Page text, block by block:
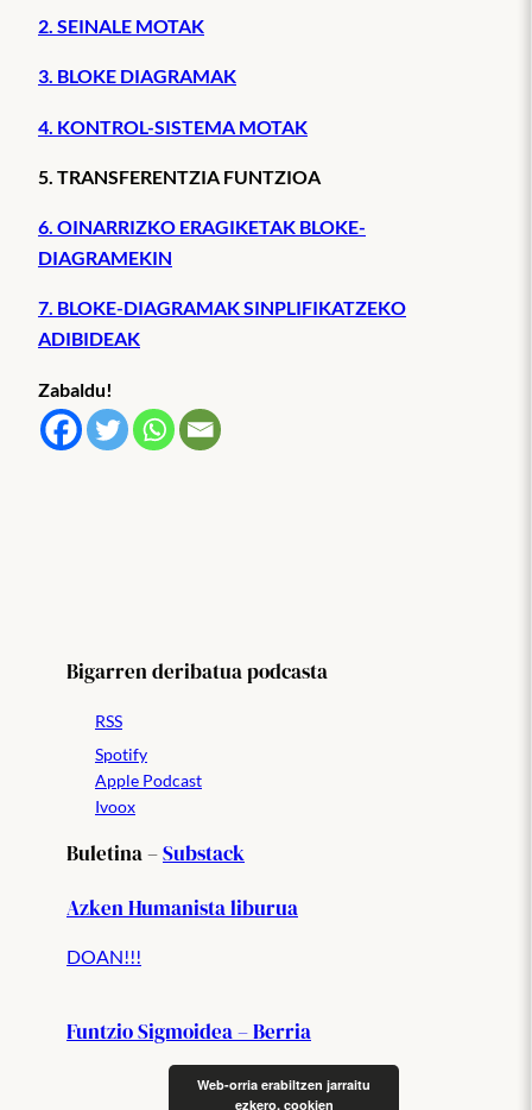
2. SEINALE MOTAK
3. BLOKE DIAGRAMAK
4. KONTROL-SISTEMA MOTAK
5. TRANSFERENTZIA FUNTZIOA
6. OINARRIZKO ERAGIKETAK BLOKE-
DIAGRAMEKIN
7. BLOKE-DIAGRAMAK SINPLIFIKATZEKO
ADIBIDEAK
Zabaldu!
Bigarren deribatua podcasta
RSS
Spotify
Apple Podcast
Ivoox
Buletina –Substack
Azken Humanista liburua
DOAN!!!
Funtzio Sigmoidea – Berria
Web-orria erabiltzen jarraitu
ezkero, cookien